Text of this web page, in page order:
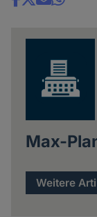
Share
Max-
Weitere